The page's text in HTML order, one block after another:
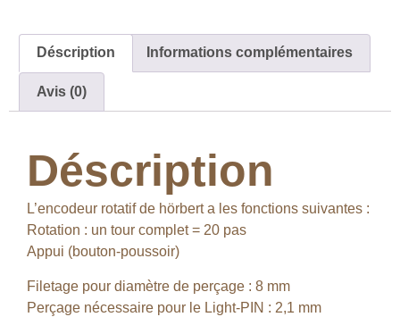
Déscription Informations complémentaires
Avis (0)
Déscription
L’encodeur rotatif de hörbert a les fonctions suivantes :
Rotation : un tour complet = 20 pas
Appui (bouton-poussoir)
Filetage pour diamètre de perçage : 8 mm
Perçage nécessaire pour le Light-PIN : 2,1 mm